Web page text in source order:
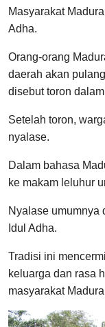
Masyarakat
Adha.
Orang-orang
daerah akan
disebut toron
Setelah toron,
nyalase.
Dalam bahasa
ke makam leluhur
Nyalase umumnya
Idul Adha.
Tradisi ini
keluarga dan rasa
masyarakat